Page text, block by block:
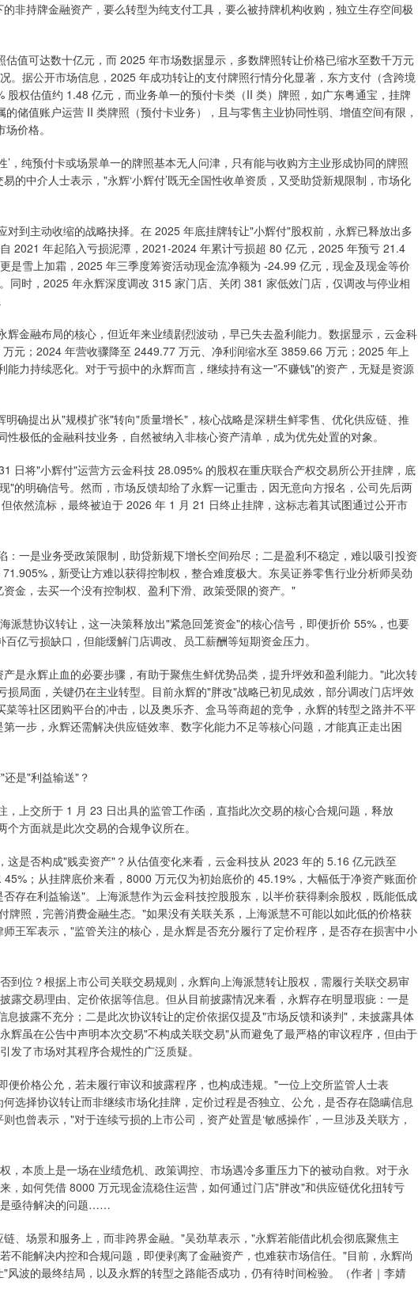
非持牌金融资产，要么转型为纯支付工具，要么被持牌机构收购，独立生存空间极
值可达数十亿元，而 2025 年市场数据显示，多数牌照转让价格已缩水至数千万元
。据公开市场信息，2025 年成功转让的支付牌照行情分化显著，东方支付（含跨境
股权估值约 1.48 亿元，而业务单一的预付卡类（II 类）牌照，如广东粤通宝，挂牌
储值账户运营 II 类牌照（预付卡业务），且与零售主业协同性弱、增值空间有限，
价格。
’，纯预付卡或场景单一的牌照基本无人问津，只有能与收购方主业形成协同的牌照
的中介人士表示，"永辉‘小辉付’既无全国性收单资质，又受助贷新规限制，市场化
对到主动收缩的战略抉择。在 2025 年底挂牌转让"小辉付"股权前，永辉已释放出多
2021 年起陷入亏损泥潭，2021-2024 年累计亏损超 80 亿元，2025 年预亏 21.4
是雪上加霜，2025 年三季度筹资活动现金流净额为 -24.99 亿元，现金及现金等价
同时，2025 年永辉深度调改 315 家门店、关闭 381 家低效门店，仅调改与停业相
辉金融布局的核心，但近年来业绩剧烈波动，早已失去盈利能力。数据显示，云金科
元；2024 年营收骤降至 2449.77 万元、净利润缩水至 3859.66 万元；2025 年上
力持续恶化。对于亏损中的永辉而言，继续持有这一"不赚钱"的资产，无疑是资源
确提出从"规模扩张"转向"质量增长"，核心战略是深耕生鲜零售、优化供应链、推
极低的金融科技业务，自然被纳入非核心资产清单，成为优先处置的对象。
日将"小辉付"运营方云金科技 28.095% 的股权在重庆联合产权交易所公开挂牌，底
"的明确信号。然而，市场反馈却给了永辉一记重击，因无意向方报名，公司先后两
依然流标，最终被迫于 2026 年 1 月 21 日终止挂牌，这标志着其试图通过公开市
：一是业务受政策限制，助贷新规下增长空间殆尽；二是盈利不稳定，难以吸引投资
，新受让方难以获得控制权，整合难度极大。东吴证券零售行业分析师吴劲
金，去买一个没有控制权、盈利下滑、政策受限的资产。"
派慧协议转让，这一决策释放出"紧急回笼资金"的核心信号，即便折价 55%，也要
亿亏损缺口，但能缓解门店调改、员工薪酬等短期资金压力。
是永辉止血的必要步骤，有助于聚焦生鲜优势品类，提升坪效和盈利能力。"此次转
损局面，关键仍在主业转型。目前永辉的"胖改"战略已初见成效，部分调改门店坪效
等社区团购平台的冲击，以及奥乐齐、盒马等商超的竞争，永辉的转型之路并不平
一步，永辉还需解决供应链效率、数字化能力不足等核心问题，才能真正走出困
是"利益输送"？
，上交所于 1 月 23 日出具的监管工作函，直指此次交易的核心合规问题，释放
方面就是此次交易的合规争议所在。
这是否构成"贱卖资产"？从估值变化来看，云金科技从 2023 年的 5.16 亿元跌至
；从挂牌底价来看，8000 万元仅为初始底价的 45.19%，大幅低于净资产账面价
存在利益输送"。上海派慧作为云金科技控股股东，以半价获得剩余股权，既能低成
牌照，完善消费金融生态。"如果没有关联关系，上海派慧不可能以如此低的价格获
王军表示，"监管关注的核心，是永辉是否充分履行了定价程序，是否存在损害中小
到位？根据上市公司关联交易规则，永辉向上海派慧转让股权，需履行关联交易审
露交易理由、定价依据等信息。但从目前披露情况来看，永辉存在明显瑕疵：一是
披露不充分；二是此次协议转让的定价依据仅提及"市场反馈和谈判"，未披露具体
辉虽在公告中声明本次交易"不构成关联交易"从而避免了最严格的审议程序，但由于
发了市场对其程序合规性的广泛质疑。
便价格公允，若未履行审议和披露程序，也构成违规。"一位上交所监管人士表
选择协议转让而非继续市场化挂牌，定价过程是否独立、公允，是否存在隐瞒信息
也曾表示，"对于连续亏损的上市公司，资产处置是‘敏感操作’，一旦涉及关联方，
，本质上是一场在业绩危机、政策调控、市场遇冷多重压力下的被动自救。对于永
，如何凭借 8000 万元现金流稳住运营，如何通过门店"胖改"和供应链优化扭转亏
是亟待解决的问题……
、场景和服务上，而非跨界金融。"吴劲草表示，"永辉若能借此机会彻底聚焦主
不能解决内控和合规问题，即便剥离了金融资产，也难获市场信任。"目前，永辉尚
风波的最终结局，以及永辉的转型之路能否成功，仍有待时间检验。（作者｜李婧